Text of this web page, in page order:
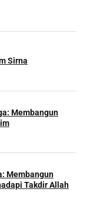
Sirna
Membangun
Membangun
Takdir Allah